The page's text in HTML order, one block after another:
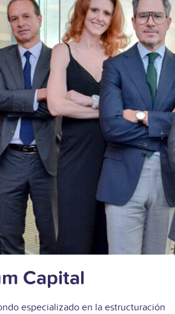
Capital
especializado en la estructuración